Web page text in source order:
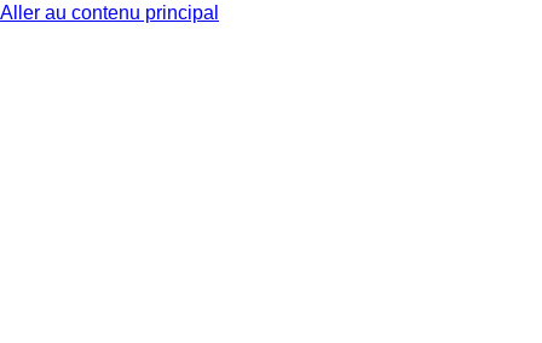
Aller au contenu principal